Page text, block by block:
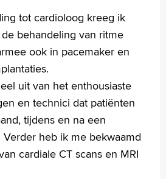
Contact
MijnASz
onderzoek
A +
tot cardioloog kreeg ik
behandeling van ritme
ook in pacemaker en
uit van het enthousiaste
en technici dat patiënten
tijdens en na een
heb ik me bekwaamd
cardiale CT scans en MRI